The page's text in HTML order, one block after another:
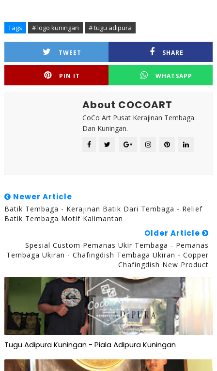
Tags # logo kuningan # tugu adipura
TWEET SHARE
PIN IT WHATSAPP
About COCOART
CoCo Art Pusat Kerajinan Tembaga
Dan Kuningan.
Newer Article
Batik Tembaga - Kerajinan Batik Dari Tembaga - Relief
Batik Tembaga Motif Kalimantan
Older Article
Spesial Custom Pemanas Ukir Tembaga - Pemanas
Tembaga Ukiran - Chafingdish Tembaga Ukiran - Copper
Chafingdish New Product
Tugu Adipura Kuningan - Piala Adipura Kuningan